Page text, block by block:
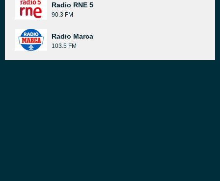
Radio RNE 5
90.3 FM
Radio Marca
103.5 FM